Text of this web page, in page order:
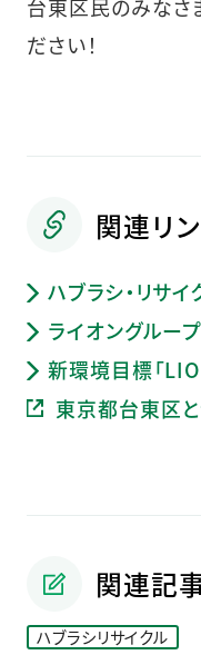
台東区民のみなさ
ださい！
関連リ
ハブラシ・リサ
ライオングルー
新環境目標「
東京都台東区
関連記
ハブラシリサイクル